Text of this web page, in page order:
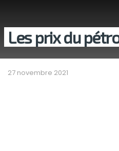
Les prix du
27 novembre 2021